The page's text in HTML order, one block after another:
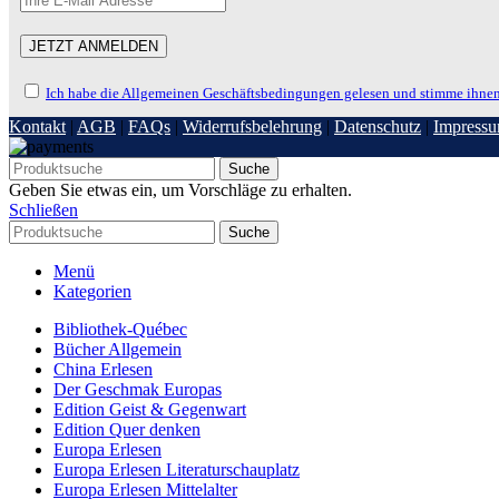
Ich habe die Allgemeinen Geschäftsbedingungen gelesen und stimme
Kontakt| AGB FAQs Widerrufsbelehrung Datenschutz
Suche
Geben Sie etwas ein, um Vorschläge zu erhalten.
Schließen
Suche
Menü
Kategorien
Bibliothek-Québec
Bücher Allgemein
China Erlesen
Der Geschmak Europas
Edition Geist & Gegenwart
Edition Quer denken
Europa Erlesen
Europa Erlesen Literaturschauplatz
Europa Erlesen Mittelalter